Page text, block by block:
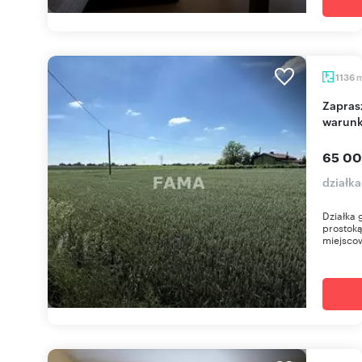
1136
Zapraszam do obejrzenia działki 1136 m² z
65
Działka